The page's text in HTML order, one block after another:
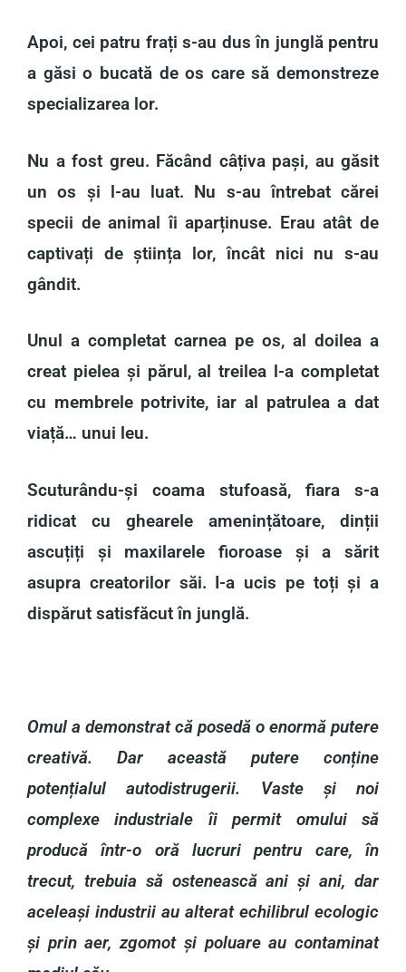
Apoi, cei patru frați s-au dus în junglă pentru
a găsi o bucată de os care să demonstreze
specializarea lor.
Nu a fost greu. Făcând câțiva pași, au găsit
un os și l-au luat. Nu s-au întrebat cărei
specii de animal îi aparținuse. Erau atât de
captivați de știința lor, încât nici nu s-au
gândit.
Unul a completat carnea pe os, al doilea a
creat pielea și părul, al treilea l-a completat
cu membrele potrivite, iar al patrulea a dat
viață… unui leu.
Scuturându-și coama stufoasă, fiara s-a
ridicat cu ghearele amenințătoare, dinții
ascuțiți și maxilarele fioroase și a sărit
asupra creatorilor săi. I-a ucis pe toți și a
dispărut satisfăcut în junglă.
Omul a demonstrat că posedă o enormă putere
creativă. Dar această putere conține
potențialul autodistrugerii. Vaste și noi
complexe industriale îi permit omului să
producă într-o oră lucruri pentru care, în
trecut, trebuia să ostenească ani și ani, dar
aceleași industrii au alterat echilibrul ecologic
și prin aer, zgomot și poluare au contaminat